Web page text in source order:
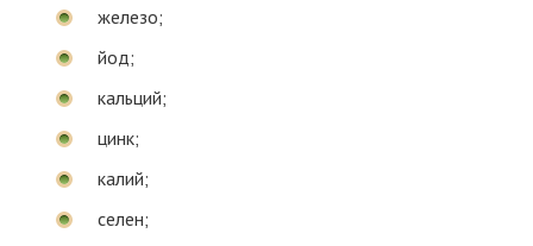
железо;
йод;
кальций;
цинк;
калий;
селен;